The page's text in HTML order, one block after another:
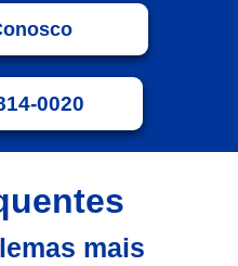
0020
mais